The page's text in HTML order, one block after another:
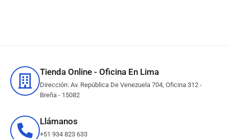
Tienda Online - Oficina En Lima
Dirección: Av. República De Venezuela 704, Oficina 312 -
Breña - 15082
Llámanos
+51 934 823 633